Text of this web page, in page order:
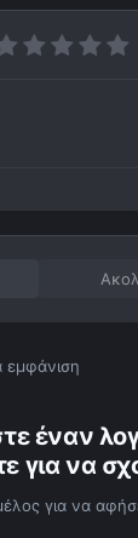
εμφάνιση
έναν
για να
για να